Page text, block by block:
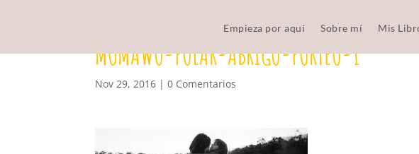
Empieza por aquí Sobre mí Mis
MOMAWO-POLAR-ABRIGO-PORTEO-1
Nov 29, 2016 |0 Comentarios